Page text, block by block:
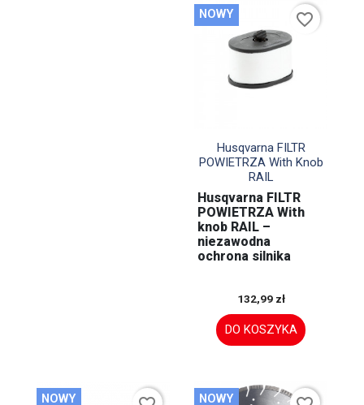
Szybki podgląd
Husqvarna FILTR
POWIETRZA With Knob
RAIL
Husqvarna FILTR
POWIETRZA With
knob RAIL –
niezawodna
ochrona silnika
132,99 zł
DO KOSZYKA
NOWY favorite_border
NOWY NOWY